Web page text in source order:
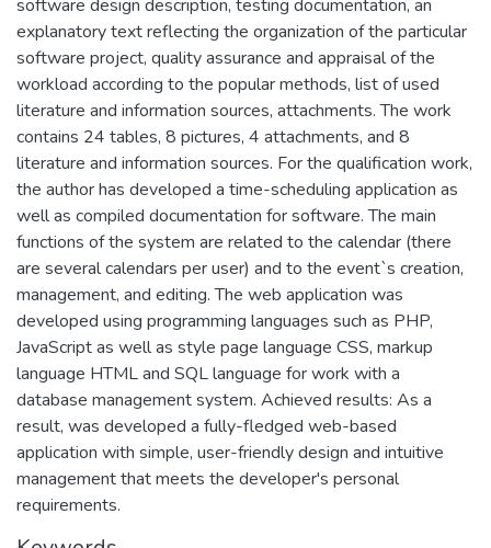
software design description, testing documentation, an
explanatory text reflecting the organization of the particular
software project, quality assurance and appraisal of the
workload according to the popular methods, list of used
literature and information sources, attachments. The work
contains 24 tables, 8 pictures, 4 attachments, and 8
literature and information sources. For the qualification work,
the author has developed a time-scheduling application as
well as compiled documentation for software. The main
functions of the system are related to the calendar (there
are several calendars per user) and to the event`s creation,
management, and editing. The web application was
developed using programming languages such as PHP,
JavaScript as well as style page language CSS, markup
language HTML and SQL language for work with a
database management system. Achieved results: As a
result, was developed a fully-fledged web-based
application with simple, user-friendly design and intuitive
management that meets the developer's personal
requirements.